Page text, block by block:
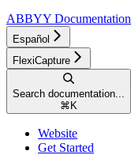
ABBYY Documentation
Español
FlexiCapture
Search documentation...
⌘ K
Website
Get Started